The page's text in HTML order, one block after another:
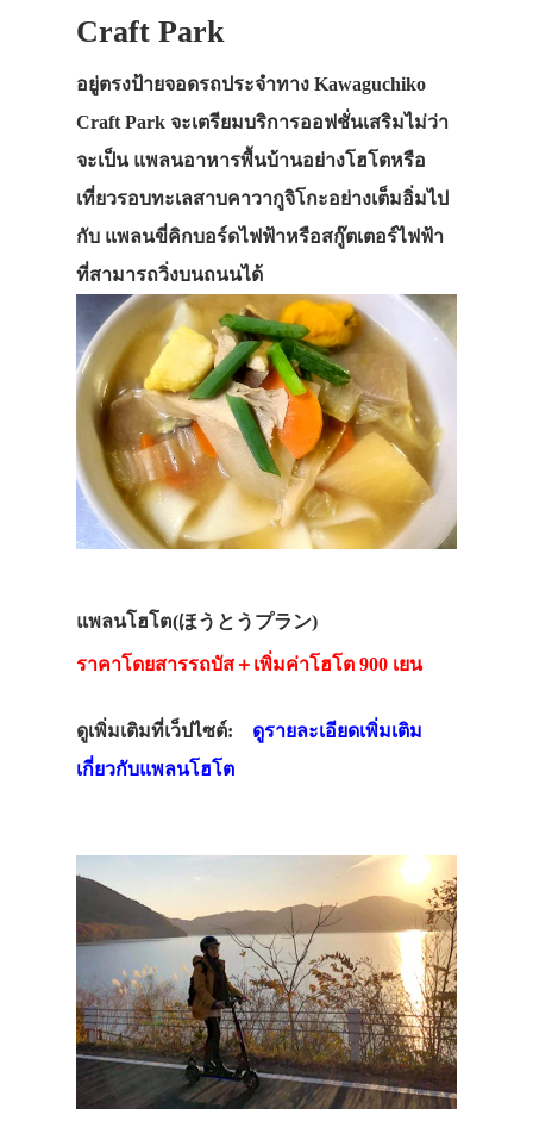
Craft Park
อยู่ตรงป้ายจอดรถประจำทาง Kawaguchiko
Craft Park จะเตรียมบริการออฟชั่นเสริมไม่ว่า
จะเป็น แพลนอาหารพื้นบ้านอย่างโฮโตหรือ
เที่ยวรอบทะเลสาบคาวากูจิโกะอย่างเต็มอิ่มไป
กับ แพลนขี่คิกบอร์ดไฟฟ้าหรือสกู๊ตเตอร์ไฟฟ้า
ที่สามารถวิ่งบนถนนได้
แพลนโฮโต(ほうとうプラン)
ราคาโดยสารรถบัส＋เพิ่มค่าโฮโต 900 เยน
ดูเพิ่มเติมที่เว็ปไซต์: ดูรายละเอียดเพิ่มเติม
เกี่ยวกับแพลนโฮโต